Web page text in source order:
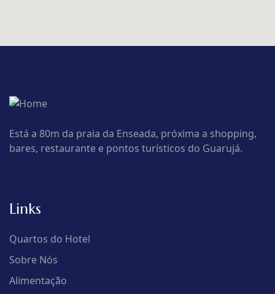
Está a 80m da praia da Enseada, próxima a shopping,
bares, restaurante e pontos turísticos do Guarujá.
Links
Quartos do Hotel
Sobre Nós
Alimentação